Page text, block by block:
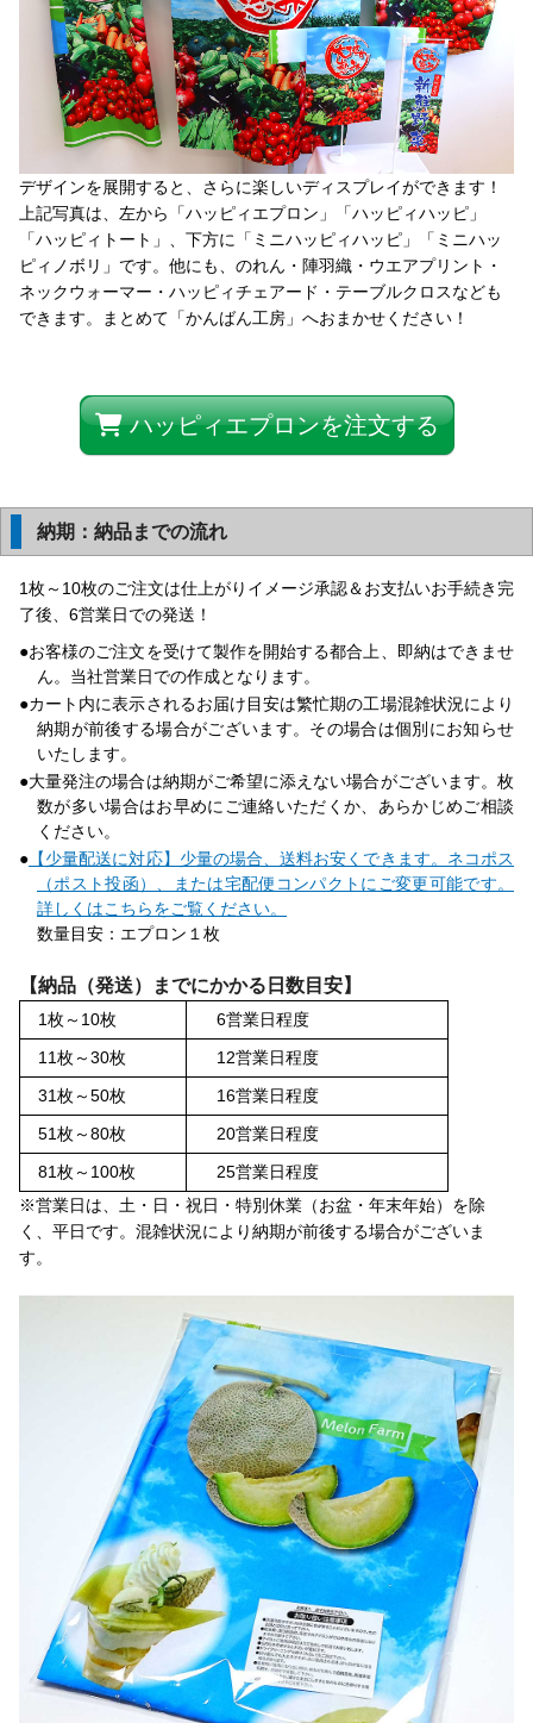
デザインを展開すると、さらに楽しいディスプレイができます！
上記写真は、左から「ハッピィエプロン」「ハッピィハッピ」
「ハッピィトート」、下方に「ミニハッピィハッピ」「ミニハッ
ピィノボリ」です。他にも、のれん・陣羽織・ウエアプリント・
ネックウォーマー・ハッピィチェアード・テーブルクロスなども
できます。まとめて「かんばん工房」へおまかせください！
ハッピィエプロンを注文する
納期：納品までの流れ
1枚～10枚のご注文は仕上がりイメージ承認＆お支払いお手続き完
了後、6営業日での発送！
お客様のご注文を受けて製作を開始する都合上、即納はできませ
ん。当社営業日での作成となります。
カート内に表示されるお届け目安は繁忙期の工場混雑状況により
納期が前後する場合がございます。その場合は個別にお知らせ
いたします。
大量発注の場合は納期がご希望に添えない場合がございます。枚
数が多い場合はお早めにご連絡いただくか、あらかじめご相談
ください。
【少量配送に対応】少量の場合、送料お安くできます。ネコポス
（ポスト投函）、または宅配便コンパクトにご変更可能です。
詳しくはこちらをご覧ください。
数量目安：エプロン１枚
【納品（発送）までにかかる日数目安】
1枚～10枚
6営業日程度
11枚～30枚
12営業日程度
31枚～50枚
16営業日程度
51枚～80枚
20営業日程度
81枚～100枚
25営業日程度
※営業日は、土・日・祝日・特別休業（お盆・年末年始）を除
く、平日です。混雑状況により納期が前後する場合がございま
す。